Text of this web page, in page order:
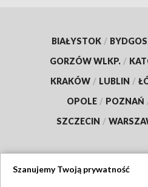
BIAŁYSTOK /
GORZÓW WLKP. /
KRAKÓW / LUBLIN /
OPOLE / POZNAŃ
SZCZECIN /
Szanujemy Twoją prywatność